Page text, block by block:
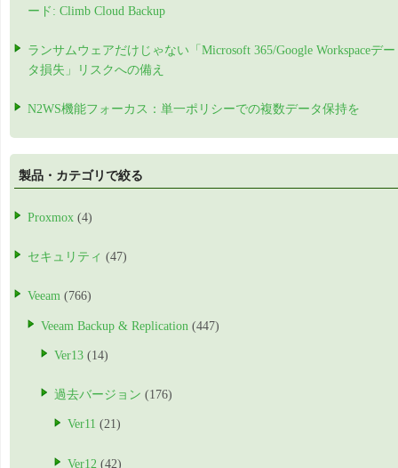
ード: Climb Cloud Backup
ランサムウェアだけじゃない「Microsoft 365/Google Workspaceデー
タ損失」リスクへの備え
N2WS機能フォーカス：単一ポリシーでの複数データ保持を
製品・カテゴリで絞る
Proxmox (4)
セキュリティ (47)
Veeam (766)
Veeam Backup & Replication (447)
Ver13 (14)
過去バージョン (176)
Ver11 (21)
Ver12 (42)